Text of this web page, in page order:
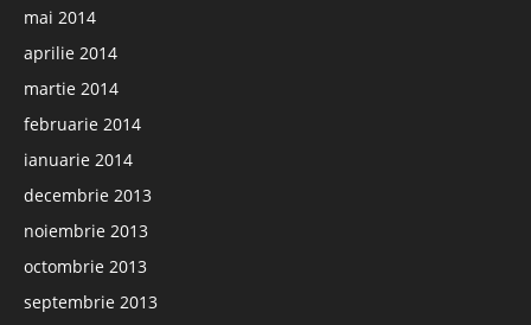
mai 2014
aprilie 2014
martie 2014
februarie 2014
ianuarie 2014
decembrie 2013
noiembrie 2013
octombrie 2013
septembrie 2013